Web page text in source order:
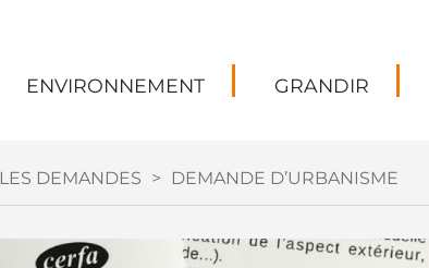
ENVIRONNEMENT GRANDIR
LES DEMANDES > DEMANDE D’URBANISME